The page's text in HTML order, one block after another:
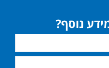
נוסף?